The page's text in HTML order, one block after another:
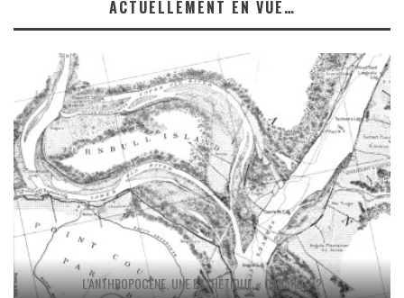
ACTUELLEMENT EN VUE…
L’ANTHROPOCÈNE, UNE ESTHÉTIQUE « CANARD » ?